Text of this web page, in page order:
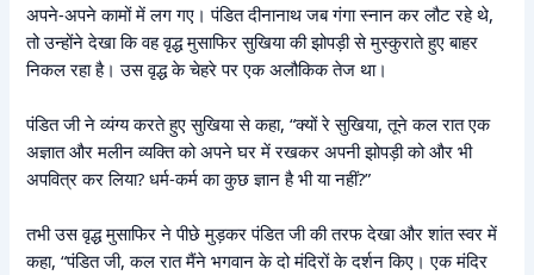
अपने-अपने कामों में लग गए। पंडित दीनानाथ जब गंगा स्नान कर लौट रहे थे,
तो उन्होंने देखा कि वह वृद्ध मुसाफिर सुखिया की झोपड़ी से मुस्कुराते हुए बाहर
निकल रहा है। उस वृद्ध के चेहरे पर एक अलौकिक तेज था।
पंडित जी ने व्यंग्य करते हुए सुखिया से कहा, “क्यों रे सुखिया, तूने कल रात एक
अज्ञात और मलीन व्यक्ति को अपने घर में रखकर अपनी झोपड़ी को और भी
अपवित्र कर लिया? धर्म-कर्म का कुछ ज्ञान है भी या नहीं?”
तभी उस वृद्ध मुसाफिर ने पीछे मुड़कर पंडित जी की तरफ देखा और शांत स्वर में
कहा, “पंडित जी, कल रात मैंने भगवान के दो मंदिरों के दर्शन किए। एक मंदिर